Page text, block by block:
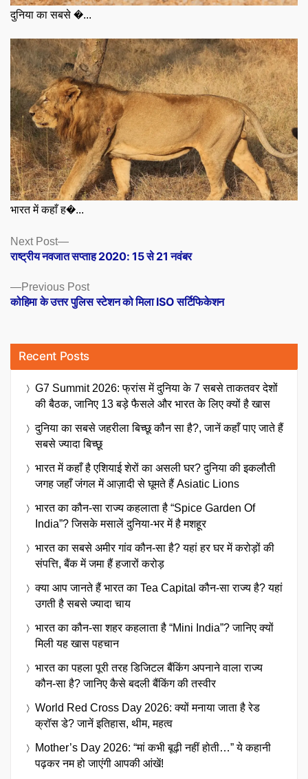
दुनिया का सबसे �...
भारत में कहाँ ह�...
Posts
navigation
Previous PostPrevious
post:
कोहिमा के उत्तर पुलिस स्टेशन को मिला ISO सर्टिफिकेशन
Next Post
Next
post:
राष्ट्रीय नवजात सप्ताह 2020: 15 से 21 नवंबर
Recent Posts
G7 Summit 2026: फ्रांस में दुनिया के 7 सबसे ताकतवर देशों
की बैठक, जानिए 13 बड़े फैसले और भारत के लिए क्यों है खास
दुनिया का सबसे जहरीला बिच्छू कौन सा है?, जानें कहाँ पाए जाते हैं
सबसे ज्यादा बिच्छू
भारत में कहाँ है एशियाई शेरों का असली घर? दुनिया की इकलौती
जगह जहाँ जंगल में आज़ादी से घूमते हैं Asiatic Lions
भारत का कौन-सा राज्य कहलाता है “Spice Garden Of
India”? जिसके मसालें दुनिया-भर में है मशहूर
भारत का सबसे अमीर गांव कौन-सा है? यहां हर घर में करोड़ों की
संपत्ति, बैंक में जमा हैं हजारों करोड़
क्या आप जानते हैं भारत का Tea Capital कौन-सा राज्य है? यहां
उगती है सबसे ज्यादा चाय
भारत का कौन-सा शहर कहलाता है “Mini India”? जानिए क्यों
मिली यह खास पहचान
भारत का पहला पूरी तरह डिजिटल बैंकिंग अपनाने वाला राज्य
कौन-सा है? जानिए कैसे बदली बैंकिंग की तस्वीर
World Red Cross Day 2026: क्यों मनाया जाता है रेड
क्रॉस डे? जानें इतिहास, थीम, महत्व
Mother’s Day 2026: “मां कभी बूढ़ी नहीं होती…” ये कहानी
पढ़कर नम हो जाएंगी आपकी आंखें!